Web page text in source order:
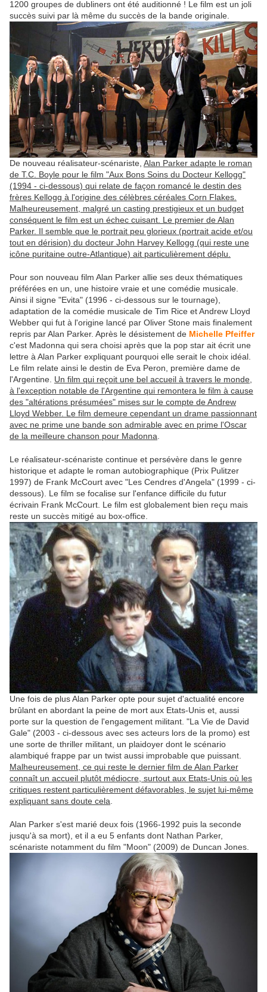
1200 groupes de dubliners ont été auditionné ! Le film est un joli
succès suivi par là même du succès de la bande originale.
De nouveau réalisateur-scénariste, Alan Parker adapte le roman
de T.C. Boyle pour le film "Aux Bons Soins du Docteur Kellogg"
(1994 - ci-dessous) qui relate de façon romancé le destin des
frères Kellogg à l'origine des célèbres céréales Corn Flakes.
Malheureusement, malgré un casting prestigieux et un budget
conséquent le film est un échec cuisant. Le premier de Alan
Parker. Il semble que le portrait peu glorieux (portrait acide et/ou
tout en dérision) du docteur John Harvey Kellogg (qui reste une
icône puritaine outre-Atlantique) ait particulièrement déplu.
Pour son nouveau film Alan Parker allie ses deux thématiques
préférées en un, une histoire vraie et une comédie musicale.
Ainsi il signe "Evita" (1996 - ci-dessous sur le tournage),
adaptation de la comédie musicale de Tim Rice et Andrew Lloyd
Webber qui fut à l'origine lancé par Oliver Stone mais finalement
repris par Alan Parker. Après le désistement de Michelle Pfeiffer
c'est Madonna qui sera choisi après que la pop star ait écrit une
lettre à Alan Parker expliquant pourquoi elle serait le choix idéal.
Le film relate ainsi le destin de Eva Peron, première dame de
l'Argentine. Un film qui reçoit une bel accueil à travers le monde,
à l'exception notable de l'Argentine qui remontera le film à cause
des "altérations présumées" mises sur le compte de Andrew
Lloyd Webber. Le film demeure cependant un drame passionnant
avec ne prime une bande son admirable avec en prime l'Oscar
de la meilleure chanson pour Madonna.
Le réalisateur-scénariste continue et persévère dans le genre
historique et adapte le roman autobiographique (Prix Pulitzer
1997) de Frank McCourt avec "Les Cendres d'Angela" (1999 - ci-
dessous). Le film se focalise sur l'enfance difficile du futur
écrivain Frank McCourt. Le film est globalement bien reçu mais
reste un succès mitigé au box-office.
Une fois de plus Alan Parker opte pour sujet d'actualité encore
brûlant en abordant la peine de mort aux Etats-Unis et, aussi
porte sur la question de l'engagement militant. "La Vie de David
Gale" (2003 - ci-dessous avec ses acteurs lors de la promo) est
une sorte de thriller militant, un plaidoyer dont le scénario
alambiqué frappe par un twist aussi improbable que puissant.
Malheureusement, ce qui reste le dernier film de Alan Parker
connaît un accueil plutôt médiocre, surtout aux Etats-Unis où les
critiques restent particulièrement défavorables, le sujet lui-même
expliquant sans doute cela
Alan Parker s'est marié deux fois (1966-1992 puis la seconde
jusqu'à sa mort), et il a eu 5 enfants dont Nathan Parker,
scénariste notamment du film "Moon" (2009) de Duncan Jones.